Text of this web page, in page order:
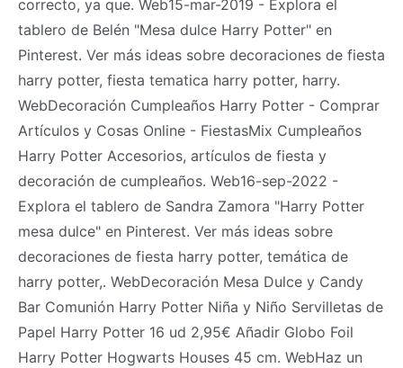
correcto, ya que. Web15-mar-2019 - Explora el
tablero de Belén "Mesa dulce Harry Potter" en
Pinterest. Ver más ideas sobre decoraciones de fiesta
harry potter, fiesta tematica harry potter, harry.
WebDecoración Cumpleaños Harry Potter - Comprar
Artículos y Cosas Online - FiestasMix Cumpleaños
Harry Potter Accesorios, artículos de fiesta y
decoración de cumpleaños. Web16-sep-2022 -
Explora el tablero de Sandra Zamora "Harry Potter
mesa dulce" en Pinterest. Ver más ideas sobre
decoraciones de fiesta harry potter, temática de
harry potter,. WebDecoración Mesa Dulce y Candy
Bar Comunión Harry Potter Niña y Niño Servilletas de
Papel Harry Potter 16 ud 2,95€ Añadir Globo Foil
Harry Potter Hogwarts Houses 45 cm. WebHaz un